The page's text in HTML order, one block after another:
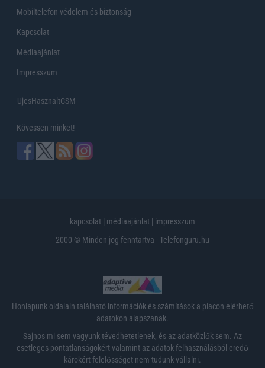
Mobiltelefon védelem és biztonság
Kapcsolat
Médiaajánlat
Impresszum
UjesHasznaltGSM
Kövessen minket!
kapcsolat | médiaajánlat | impresszum
2000 © Minden jog fenntartva - Telefonguru.hu
Honlapunk oldalain található információk és számítások a piacon elérhető
adatokon alapszanak.
Sajnos mi sem vagyunk tévedhetetlenek, és az adatközlők sem. Az
esetleges pontatlanságokért valamint az adatok felhasználásból eredő
károkért felelősséget nem tudunk vállalni.